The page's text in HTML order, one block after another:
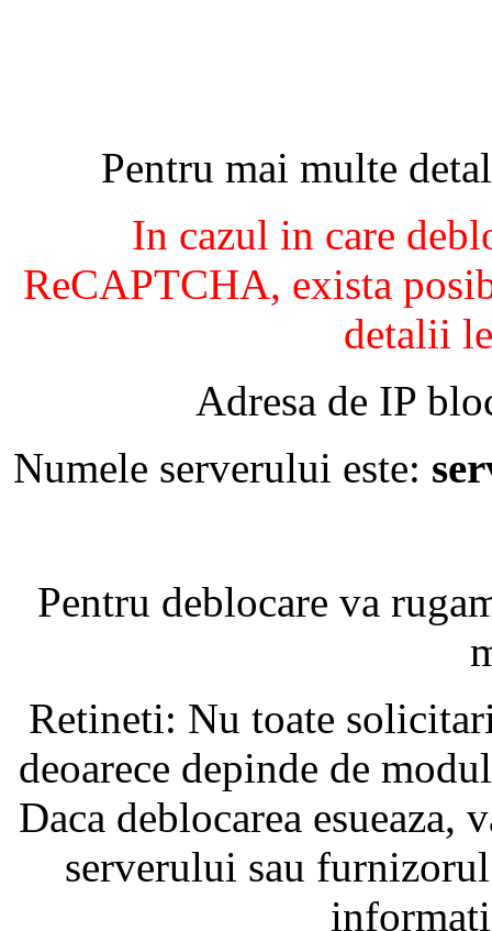
Pentru mai multe
In cazul in care
ReCAPTCHA, exista
detalii
Adresa de IP
Numele serverului este:
Pentru deblocare va
Retineti: Nu toate
deoarece depinde de
Daca deblocarea
serverului sau